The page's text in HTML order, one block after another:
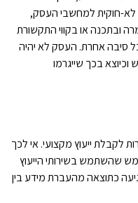
לא-חוקית למחשבי העסק,
ובתכנה או בקווי התקשורת
סיבה אחרת. העסק לא יהיה
בכך שייגרמו
ייעוץ מקצועי. אי לכך
שהשתמש בשירותי הייעוץ
כתוצאה מהעברת מידע בין